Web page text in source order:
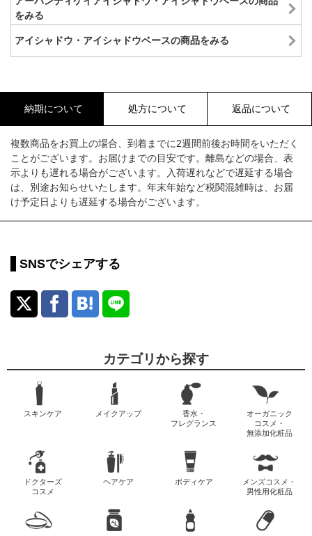
をみる
アイシャドウ・アイシャドウベースの商品をみる
納期について 処方について 返品について
複数商品をお買上の場合、到着までに2週間前後お時間をいただく
ことがございます。お届けまでの目安です。離島などの場合、表
示よりも遅れる場合がございます。入荷遅れなどで遅延する場合
は、別途お知らせいたします。年末年始など税関混雑時は、お届
け予定日よりも遅延する場合がございます。
SNSでシェアする
カテゴリから探す
スキンケア メイクアップ
香水・
フレグランス
オーガニック
コスメ・
無添加化粧品
ドクターズ
コスメ
ヘアケア ボディケア
メンズコスメ・
男性用化粧品